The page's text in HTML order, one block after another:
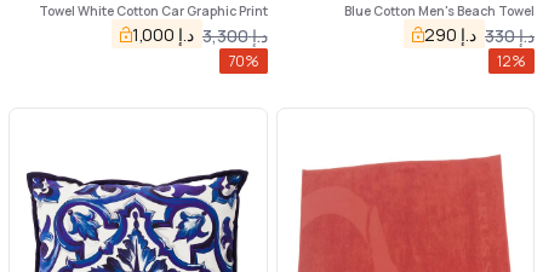
Blue Cotton Men's Beach Towel
د.إ330 د.إ 290
12%
Towel White Cotton Car Graphic Print
115cm x 180cm Beachد.إ3,300 د.إ 1,000
70%